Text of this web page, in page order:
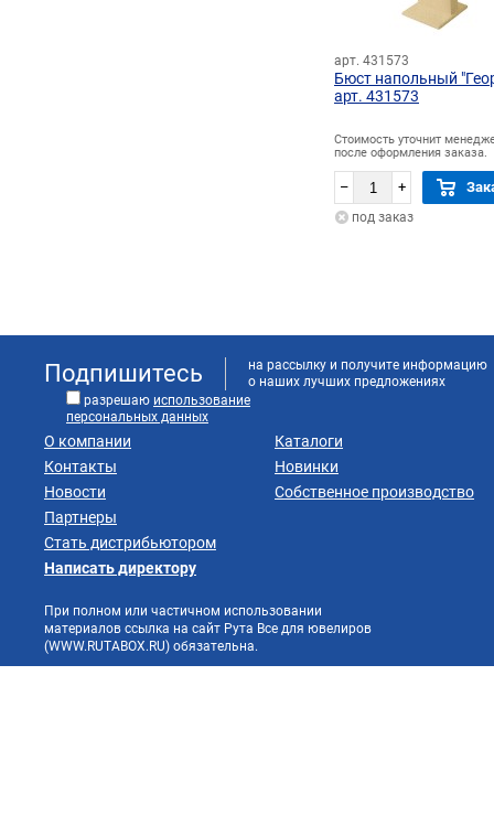
арт. 431573
Бюст напольный
арт. 431573
Стоимость уточнит
после оформления заказа.
– +
под заказ
Подпишитесь
на рассылку и получите информацию
о наших лучших предложениях
разрешаю использование
персональных данных
О компании
Контакты
Новости
Партнеры
Стать дистрибьютором
Каталоги
Новинки
Собственное производство
Написать директору
При полном или частичном использовании
материалов ссылка на сайт Рута Все для ювелиров
(WWW.RUTABOX.RU) обязательна.